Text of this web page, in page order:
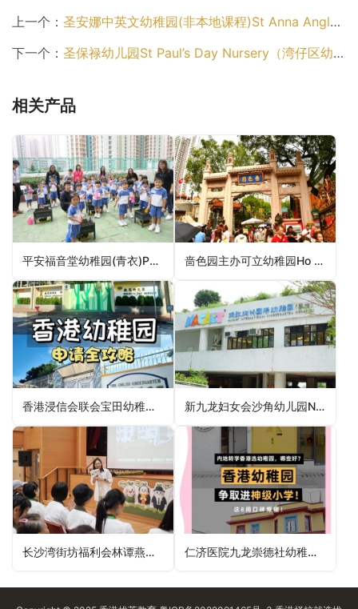
上一个： 圣安娜中英文幼稚园(非本地课程)St Anna Anglo-Chinese Kindergarten (Non-Local Stream)（东区幼稚园）
下一个： 圣保禄幼儿园St Paul’s Day Nursery（湾仔区幼稚园）
相关产品
平安福音堂幼稚园(青衣)Peace Evangelical Centre Kindergarten (Tsing Yi)（葵青区幼稚园） 啬色园主办可立幼稚园Ho Lap Kindergarten (Sponsored By Sik Sik Yuen)（黄大仙区幼稚园）
香港浸信会联会宝田幼稚园Baptist Convention of HK Po Tin Kindergarten（屯门区幼稚园） 新九龙妇女会沙角幼儿园New Kowloon Women Association Sha Kok Nursery（沙田区幼稚园）
长沙湾街坊福利会林谭燕华幼稚园(丽翠苑)Cheung Sha Wan Kai Fong Welfare Association Lam Tam Yin Wah Kindergarten (Lai Tsui Court)（深水埗区幼稚园） 仁济医院九龙崇德社幼稚园Yan Chai Hospital Zonta Club of Kowloon Kindergarten（葵青区幼稚园）